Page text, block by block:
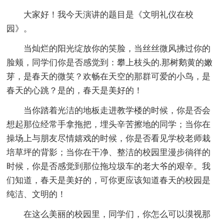
大家好！我今天演讲的题目是《文明礼仪在校
园》。
当灿烂的阳光绽放你的笑脸，当丝丝微风拂过你的
脸颊，同学们你是否感觉到：攀上枝头的.那树鹅黄的嫩
芽，是春天的微笑？欢畅在天空的那群可爱的小鸟，是
春天的心跳？是的，春天是美好的！
当你踏着光洁的地板走进教学楼的时候，你是否会
想起那位经常手拿拖把，埋头辛苦擦地的同学；当你在
操场上与朋友尽情嬉戏的时候，你是否看见学校老师栽
培草坪的背影；当你在干净、整洁的校园里漫步徜徉的
时候，你是否感觉到那位拖垃圾车的老大爷的艰辛。我
们知道，春天是美好的，可你更应该知道春天的校园是
纯洁、文明的！
在这么美丽的校园里，同学们，你怎么可以漠视那